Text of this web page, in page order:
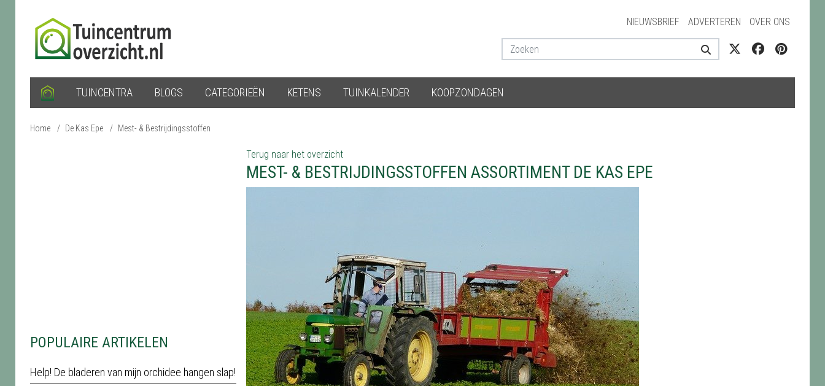
NIEUWSBRIEF ADVERTEREN OVER ONS
TUINCENTRA BLOGS CATEGORIEËN KETENS TUINKALENDER KOOPZONDAGEN
Home / De Kas Epe / Mest- & Bestrijdingsstoffen
POPULAIRE ARTIKELEN
Help! De bladeren van mijn orchidee hangen slap!
Terug naar het overzicht
MEST- & BESTRIJDINGSSTOFFEN ASSORTIMENT DE KAS EPE